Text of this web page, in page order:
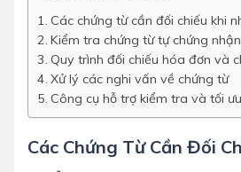
Các chứng từ cần đối chiếu khi
Kiểm tra chứng từ tự chứng
Quy trình đối chiếu hóa đơn và
Xử lý các nghi vấn về chứng từ
Công cụ hỗ trợ kiểm tra và tối
Các Chứng Từ Cần Đối